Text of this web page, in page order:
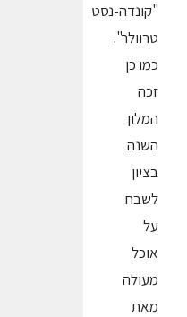
"קונדה-נסט
טרוולר".
כמו כן
זכה
המלון
השנה
בציון
לשבח
על
אוכל
מעולה
מאת